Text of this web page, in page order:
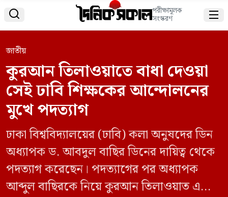
 পরীক্ষামূলক
সংস্করণ 
জাতীয়
কুরআন তিলাওয়াতে বাধা দেওয়া
সেই ঢাবি শিক্ষকের আন্দোলনের
মুখে পদত্যাগ
ঢাকা বিশ্ববিদ্যালয়ের (ঢাবি) কলা অনুষদের ডিন
অধ্যাপক ড. আবদুল বাছির ডিনের দায়িত্ব থেকে
পদত্যাগ করেছেন। পদত্যাগের পর অধ্যাপক
আব্দুল বাছিরকে নিয়ে কুরআন তিলাওয়াত এবং